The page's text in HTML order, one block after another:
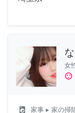
女
sentiment_satisfied
local_laundry_service 家事 ▸ 家の掃